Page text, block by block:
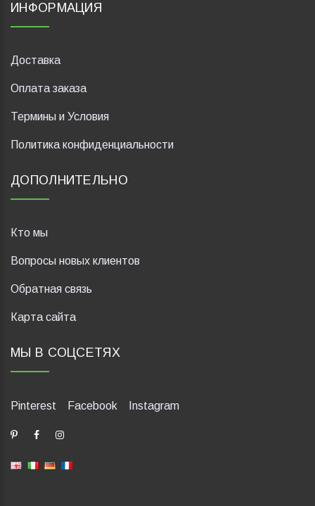
ИНФОРМАЦИЯ
Доставка
Оплата заказа
Термины и Условия
Политика конфиденциальности
ДОПОЛНИТЕЛЬНО
Кто мы
Вопросы новых клиентов
Обратная связь
Карта сайта
МЫ В СОЦСЕТЯХ
Pinterest Facebook Instagram